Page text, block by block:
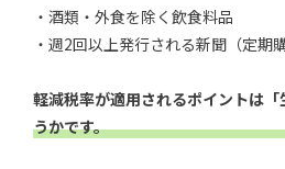
・酒類・外食を除く飲食料品
・週2回以上発行される新聞（定期
軽減税率が適用されるポイントは
うかです。